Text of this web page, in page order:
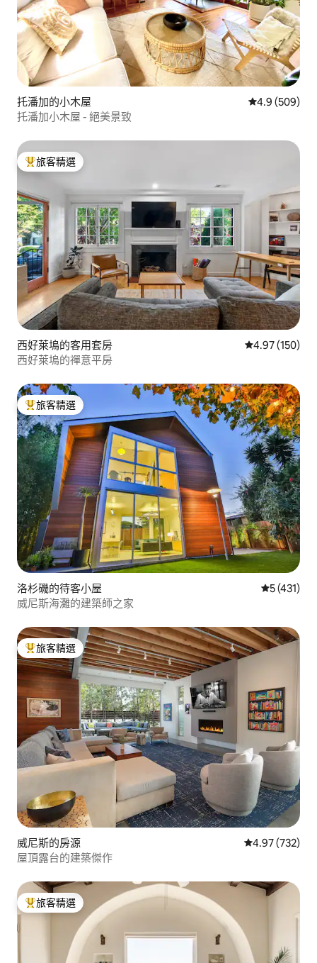
托潘加的小木屋 從 509 則評價
4.9 (509)
托潘加小木屋 - 絕美景致
旅客精選榜首
旅客精選
西好萊塢的客用套房 從 150 則評價
4.97 (150)
西好萊塢的禪意平房
旅客精選榜首
旅客精選
洛杉磯的待客小屋 從 431 則
5 (431)
威尼斯海灘的建築師之家
旅客精選榜首
旅客精選
威尼斯的房源 從 732 則評價
4.97 (732)
屋頂露台的建築傑作
旅客精選榜首
旅客精選